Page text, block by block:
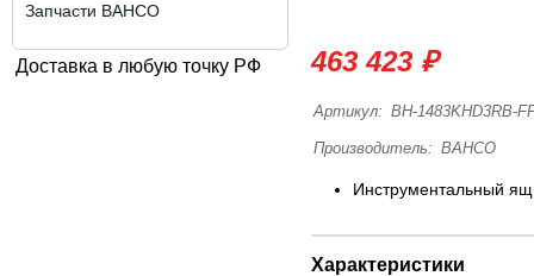
Запчасти BAHCO
Доставка в любую точку РФ 463 423 ₽
Артикул: BH-1483KHD3RB-
Производитель: BAHCO
Инструментальный
Характеристики